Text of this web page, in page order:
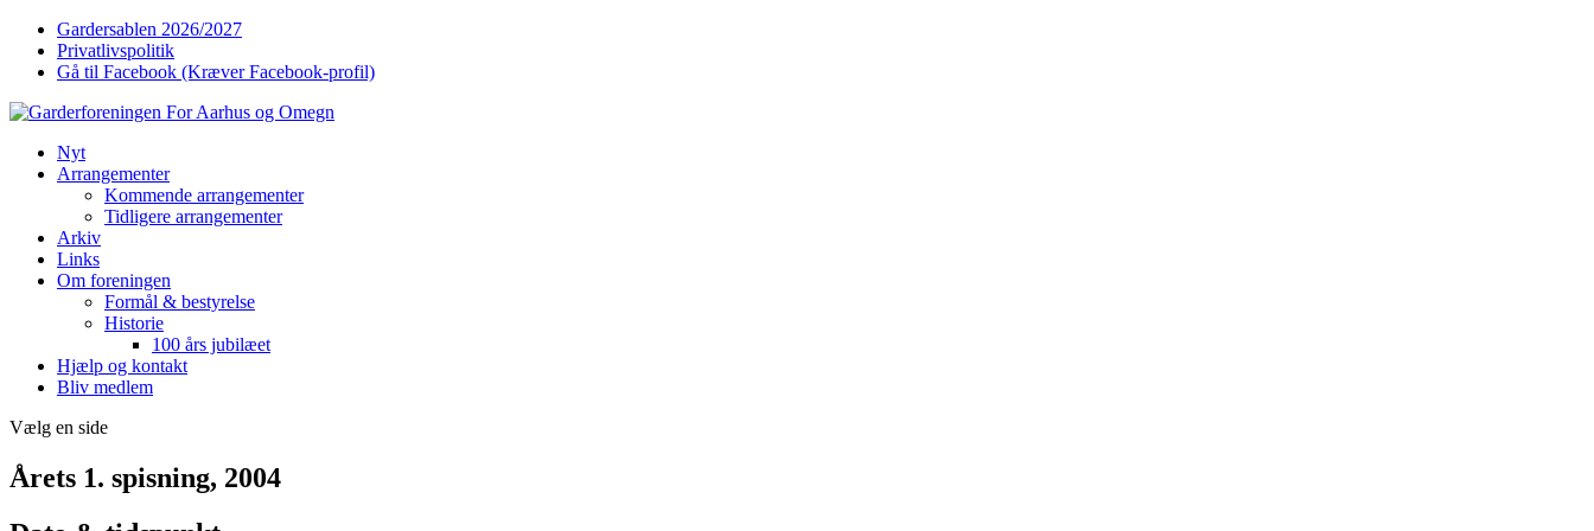
Gardersablen 2026/2027
Privatlivspolitik
Gå til Facebook (Kræver Facebook-profil)
Nyt
Arrangementer
Kommende arrangementer
Tidligere arrangementer
Arkiv
Links
Om foreningen
Formål & bestyrelse
Historie
100 års jubilæet
Hjælp og kontakt
Bliv medlem
Vælg en side
Årets 1. spisning, 2004